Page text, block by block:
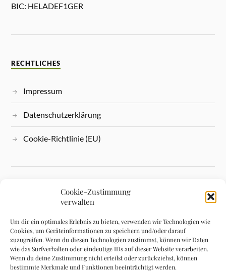
Cookie-Zustimmung
verwalten
Um dir ein optimales Erlebnis zu bieten, verwenden wir Technologien wie
Cookies, um Geräteinformationen zu speichern und/oder darauf
zuzugreifen. Wenn du diesen Technologien zustimmst, können wir Daten
wie das Surfverhalten oder eindeutige IDs auf dieser Website verarbeiten.
Wenn du deine Zustimmung nicht erteilst oder zurückziehst, können
bestimmte Merkmale und Funktionen beeinträchtigt werden.
BIC: HELADEF1GER
RECHTLICHES
Impressum
Datenschutzerklärung
Cookie-Richtlinie (EU)
Stiftungsbüro / Geschäftsstelle
Gartenweg 5, 07973 Greiz